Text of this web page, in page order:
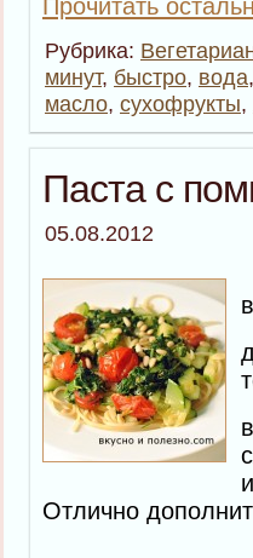
Прочитать
Рубрика:
минут, быстро, вода,
масло, сухофрукты,
Паста с
05.08.2012
Отлично